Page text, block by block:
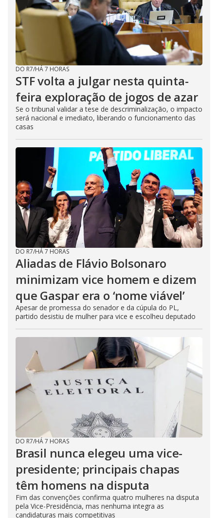
DO R7/HÁ 7 HORAS
STF volta a julgar nesta quinta-
feira exploração de jogos de azar
Se o tribunal validar a tese de descriminalização, o impacto
será nacional e imediato, liberando o funcionamento das
casas
DO R7/HÁ 7 HORAS
Aliadas de Flávio Bolsonaro
minimizam vice homem e dizem
que Gaspar era o ‘nome viável’
Apesar de promessa do senador e da cúpula do PL,
partido desistiu de mulher para vice e escolheu deputado
DO R7/HÁ 7 HORAS
Brasil nunca elegeu uma vice-
presidente; principais chapas
têm homens na disputa
Fim das convenções confirma quatro mulheres na disputa
pela Vice-Presidência, mas nenhuma integra as
candidaturas mais competitivas